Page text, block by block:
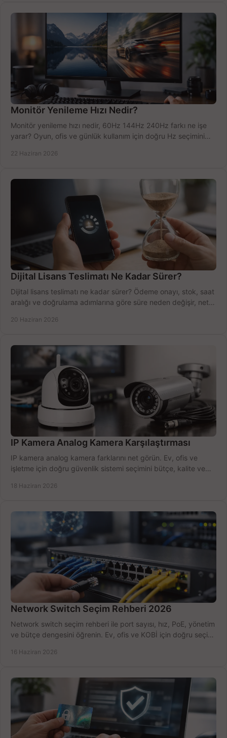
Monitör Yenileme Hızı Nedir?
Monitör yenileme hızı nedir, 60Hz 144Hz 240Hz farkı ne işe
yarar? Oyun, ofis ve günlük kullanım için doğru Hz seçimini
22 Haziran 2026
Dijital Lisans Teslimatı Ne Kadar Sürer?
Dijital lisans teslimatı ne kadar sürer? Ödeme onayı, stok, saat
aralığı ve doğrulama adımlarına göre süre neden değişir, net
20 Haziran 2026
IP Kamera Analog Kamera Karşılaştırması
IP kamera analog kamera farklarını net görün. Ev, ofis ve
işletme için doğru güvenlik sistemi seçimini bütçe, kalite ve
18 Haziran 2026
Network Switch Seçim Rehberi 2026
Network switch seçim rehberi ile port sayısı, hız, PoE, yönetim
ve bütçe dengesini öğrenin. Ev, ofis ve KOBİ için doğru seçimi
16 Haziran 2026